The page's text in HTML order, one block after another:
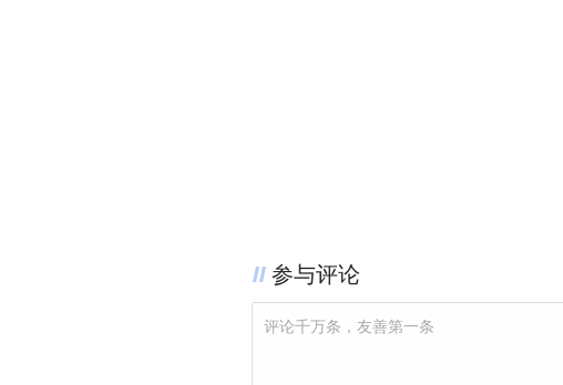
参与评论
评论千万条，友善第一条